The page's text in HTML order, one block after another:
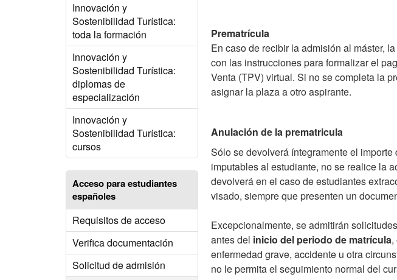
Innovación y
Sostenibilidad Turística:
toda la formación
Innovación y
Sostenibilidad Turística:
diplomas de
especialización
Innovación y
Sostenibilidad Turística:
cursos
Acceso para estudiantes
españoles
Requisitos de acceso
Verifica documentación
Solicitud de admisión
Prematrícula
En caso de recibir la admisión al máster,
con las instrucciones para formalizar el
Venta (TPV) virtual. Si no se completa la
asignar la plaza a otro aspirante.
Anulación de la prematricula
Sólo se devolverá íntegramente el
imputables al estudiante, no se realice la
devolverá en el caso de estudiantes
visado, siempre que presenten un
Excepcionalmente, se admitirán
antes del inicio del periodo de matrícula,
enfermedad grave, accidente u otra
no le permita el seguimiento normal del